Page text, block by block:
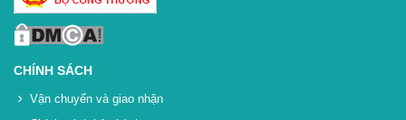
CHÍNH SÁCH
Vận chuyển và giao nhận